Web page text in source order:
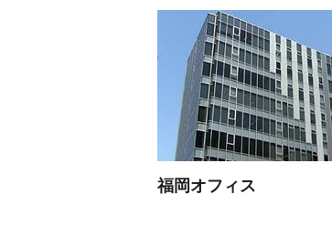
福岡オフィス